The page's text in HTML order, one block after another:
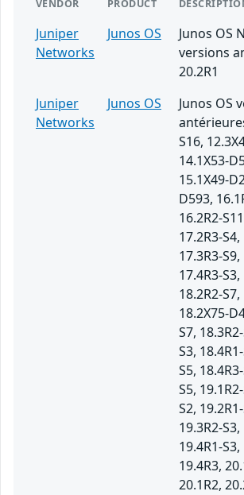
VENDOR PRODUCT
Juniper
Networks
Junos OS
Junos OS
versions
20.2R1
Juniper
Networks
Junos OS
Junos OS
S16,
14.1X53-
15.1X49-
D593,
16.2R2-
17.2R3-
17.3R3-
17.4R3-
18.2R2-
18.2X75-
S7,
S3,
S5,
S5,
S2,
19.3R2-S3,
19.4R1-
19.4R3,
20.1R2,